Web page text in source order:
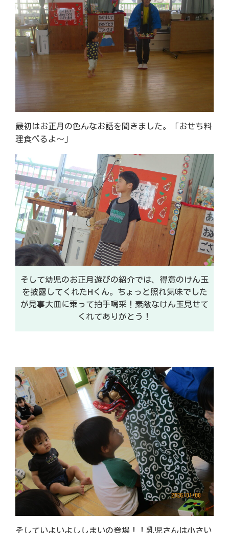
最初はお正月の色んなお話を聞きました。「おせち料
理食べるよ～」
そして幼児のお正月遊びの紹介では、得意のけん玉
を披露してくれたHくん。ちょっと照れ気味でした
が見事大皿に乗って拍手喝采！素敵なけん玉見せて
くれてありがとう！